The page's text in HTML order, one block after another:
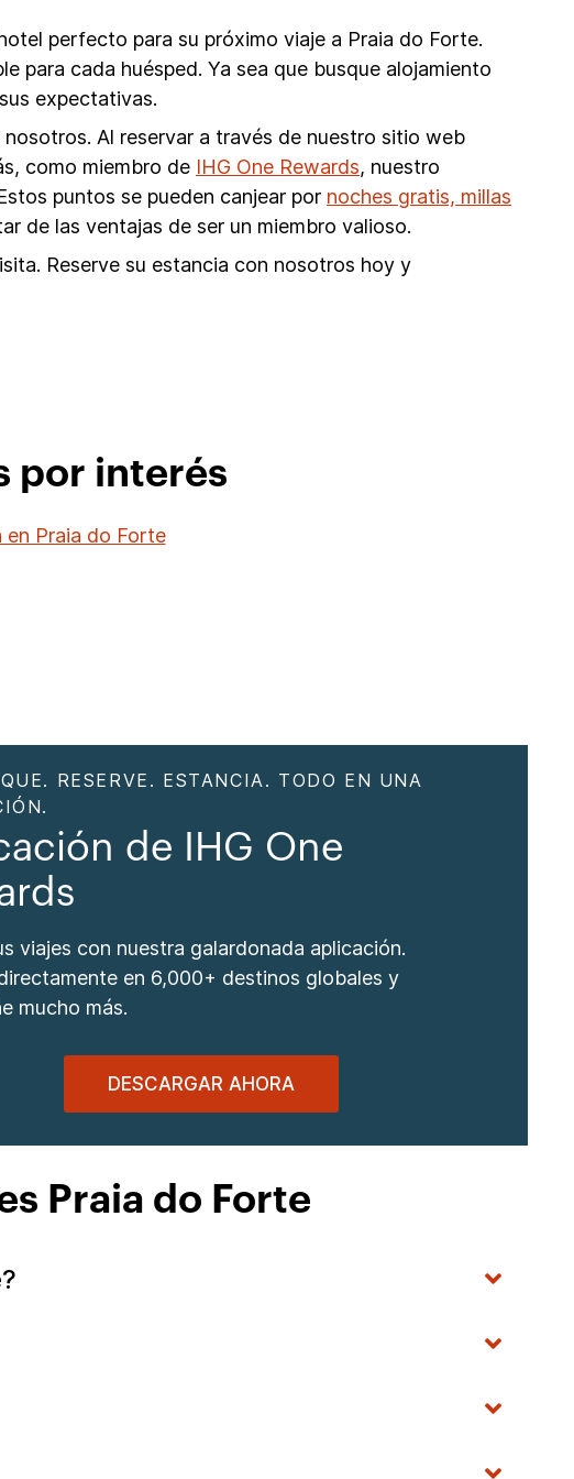
perfecto para su próximo viaje a Praia do Forte.
para cada huésped. Ya sea que busque alojamiento
expectativas.
Al reservar a través de nuestro sitio web
como miembro de IHG One Rewards, nuestro
puntos se pueden canjear por noches gratis, millas
de las ventajas de ser un miembro valioso.
Reserve su estancia con nosotros hoy y
por interés
Praia do Forte
RESERVE. ESTANCIA. TODO EN UNA
de IHG One
viajes con nuestra galardonada aplicación.
en 6,000+ destinos globales y
mucho más.
DESCARGAR AHORA
Praia do Forte